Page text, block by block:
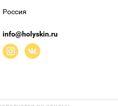
Россия
info@holyskin.ru